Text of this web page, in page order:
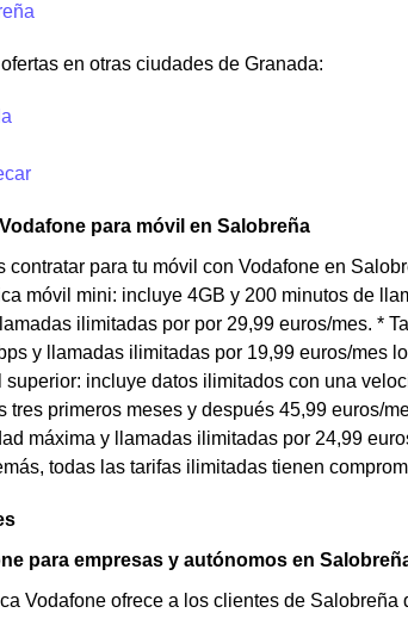
en otras ciudades de Granada:
para móvil en Salobreña
contratar para tu móvil con Vodafone en
móvil mini: incluye 4GB y 200 minutos de
ilimitadas por por 29,99 euros/mes. *
y llamadas ilimitadas por 19,99 euros/mes
superior: incluye datos ilimitados con una
tres primeros meses y después 45,99 euros/
máxima y llamadas ilimitadas por 24,99
todas las tarifas ilimitadas tienen
para empresas y autónomos en
Vodafone ofrece a los clientes de